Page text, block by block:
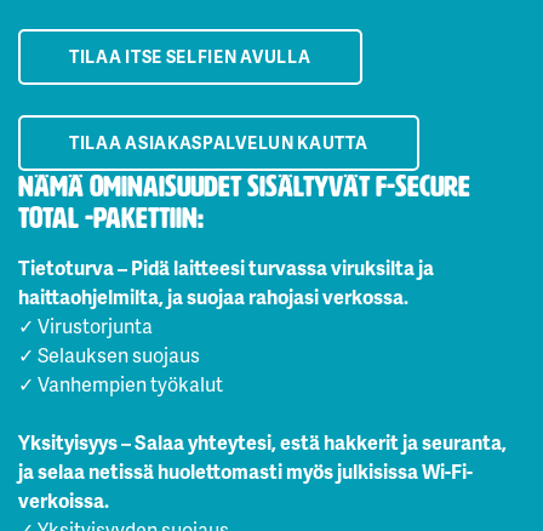
TILAA ITSE SELFIEN AVULLA
TILAA ASIAKASPALVELUN KAUTTA
Nämä ominaisuudet sisältyvät F-Secure
Total -pakettiin:
Tietoturva – Pidä laitteesi turvassa viruksilta ja
haittaohjelmilta, ja suojaa rahojasi verkossa.
✓ Virustorjunta
✓ Selauksen suojaus
✓ Vanhempien työkalut
Yksityisyys – Salaa yhteytesi, estä hakkerit ja seuranta,
ja selaa netissä huolettomasti myös julkisissa Wi-Fi-
verkoissa.